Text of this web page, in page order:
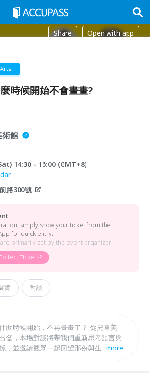
Share Open with app
Arts
時候開始不會畫畫?
術館
14:30 - 16:00 (GMT+8)
路300號
simply show your ticket from the
App for quick entry.
primarily set by the event organizer.
Tickets?
覽 對談
麼時候開始，不再畫畫了？ 從兒童美
發，本場對談將帶我們重新思考語言與
，並邀請觀眾一起回望那份與生俱來的
...more